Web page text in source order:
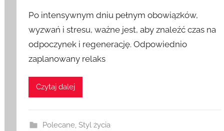
Po intensywnym dniu pełnym obowiązków,
wyzwań i stresu, ważne jest, aby znaleźć czas na
odpoczynek i regenerację. Odpowiednio
zaplanowany relaks
Czytaj dalej
Polecane, Styl życia